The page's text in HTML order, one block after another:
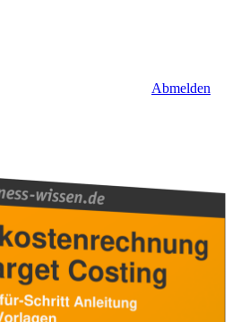
Abmelden